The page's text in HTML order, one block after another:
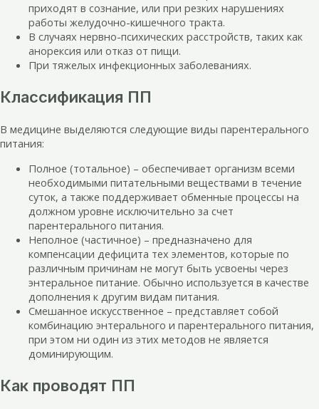
приходят в сознание, или при резких нарушениях
работы желудочно-кишечного тракта.
В случаях нервно-психических расстройств, таких как
анорексия или отказ от пищи.
При тяжелых инфекционных заболеваниях.
Классификация ПП
В медицине выделяются следующие виды парентерального
питания:
Полное (тотальное) – обеспечивает организм всеми
необходимыми питательными веществами в течение
суток, а также поддерживает обменные процессы на
должном уровне исключительно за счет
парентерального питания.
Неполное (частичное) – предназначено для
компенсации дефицита тех элементов, которые по
различным причинам не могут быть усвоены через
энтеральное питание. Обычно используется в качестве
дополнения к другим видам питания.
Смешанное искусственное – представляет собой
комбинацию энтерального и парентерального питания,
при этом ни один из этих методов не является
доминирующим.
Как проводят ПП